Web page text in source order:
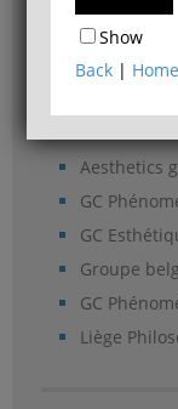
Access &
Philosophy
Aesthetics
GC
GC
Groupe
GC
Liège
Show
Back | Home